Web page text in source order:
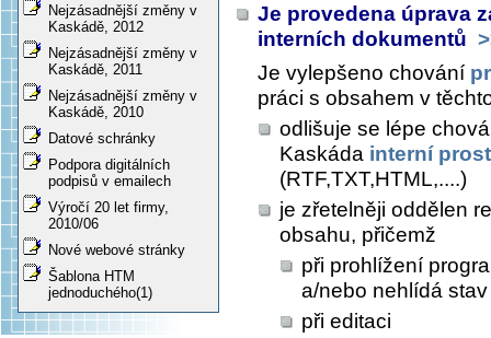
Nejzásadnější změny v
Kaskádě, 2012
Nejzásadnější změny v
Kaskádě, 2011
Nejzásadnější změny v
Kaskádě, 2010
Datové schránky
Podpora digitálních
podpisů v emailech
Výročí 20 let firmy,
2010/06
Nové webové stránky
Šablona HTM
jednoduchého(1)
Je provedena úprava
interních dokumentů
Je vylepšeno chování
práci s obsahem v
odlišuje se lépe
Kaskáda interní
(RTF,TXT,HTML,....)
je zřetelněji oddělen
obsahu, přičemž
při prohlížení
a/nebo nehlídá
při editaci